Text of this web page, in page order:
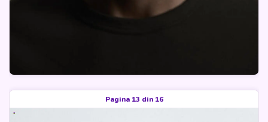
Pagina 13 din 16